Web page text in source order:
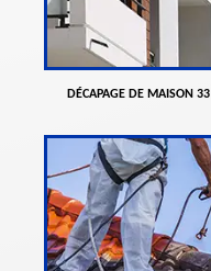
DÉCAPAGE DE MAISON 33